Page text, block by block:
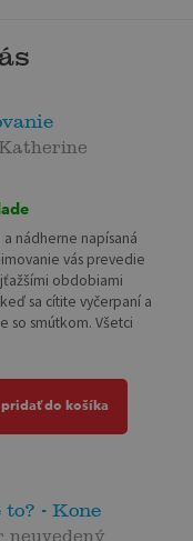
a nádherne napísaná
vás prevedie
obdobiami
sa cítite vyčerpaní a
so smútkom. Všetci
pridať do košíka
to? - Kone
neuvedený